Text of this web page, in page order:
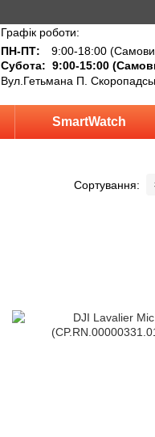
Графік роботи:
ПН-ПТ:
9:00-18:00
Субота: 9:00-15:00
Вул.Гетьмана П.
SmartWatch
Сортування: